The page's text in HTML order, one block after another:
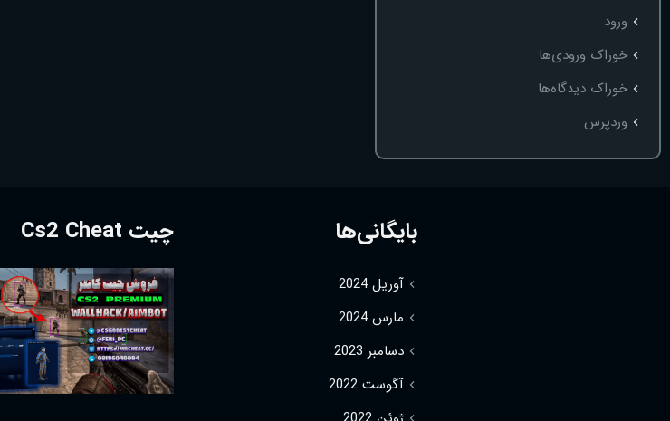
ورود
خوراک ورودی‌ها
خوراک دیدگاه‌ها
وردپرس
بایگانی‌ها
آوریل 2024
مارس 2024
دسامبر 2023
آگوست 2022
چیت Cs2 Cheat